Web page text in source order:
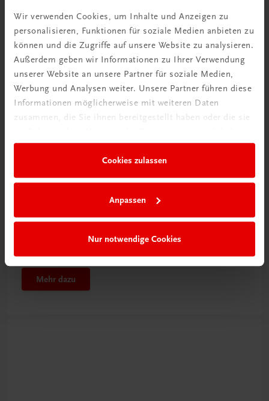
Wir verwenden Cookies, um Inhalte und Anzeigen zu
personalisieren, Funktionen für soziale Medien anbieten zu
können und die Zugriffe auf unsere Website zu analysieren.
Außerdem geben wir Informationen zu Ihrer Verwendung
unserer Website an unsere Partner für soziale Medien,
Werbung und Analysen weiter. Unsere Partner führen diese
Informationen möglicherweise mit weiteren Daten
zusammen, die Sie ihnen bereitgestellt haben oder die sie
Cookies zulassen
Anpassen
Nur notwendige Cookies
Tipps & Tricks
Mehr dazu
Ratgeber Schulpraxis
Mehr dazu